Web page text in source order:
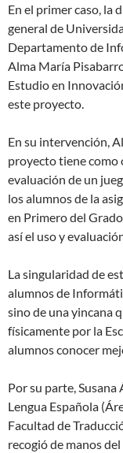
En el primer caso, la
general de
Departamento de
Alma María
Estudio en
este proyecto.
En su intervención,
proyecto tiene como
evaluación de un
los alumnos de la
en Primero del
así el uso y
La singularidad de
alumnos de
sino de una yincana
físicamente por la
alumnos conocer
Por su parte,
Lengua Española
Facultad de
recogió de manos